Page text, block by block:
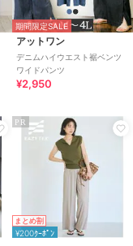
期間限定SALE
アットワン
デニムハイウエスト裾ベンツ
ワイドパンツ
¥2,950
PR
まとめ割
¥200ｸｰﾎﾟﾝ